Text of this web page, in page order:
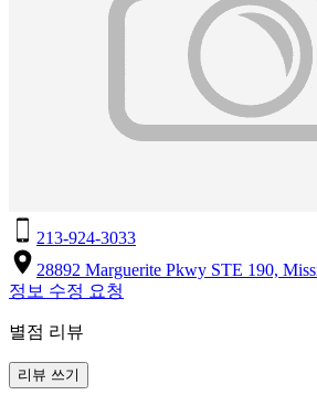
213-924-3033
28892 Marguerite Pkwy STE 190,
정보 수정 요청
별점 리뷰
리뷰 쓰기